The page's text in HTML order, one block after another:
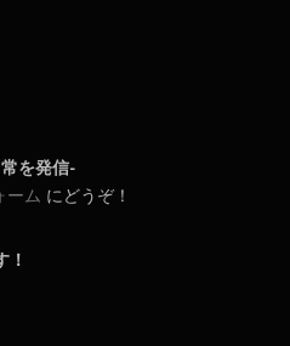
を発信-
ーム にどうぞ！